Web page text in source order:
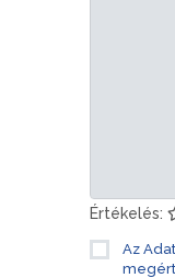
Értékelés:
Az